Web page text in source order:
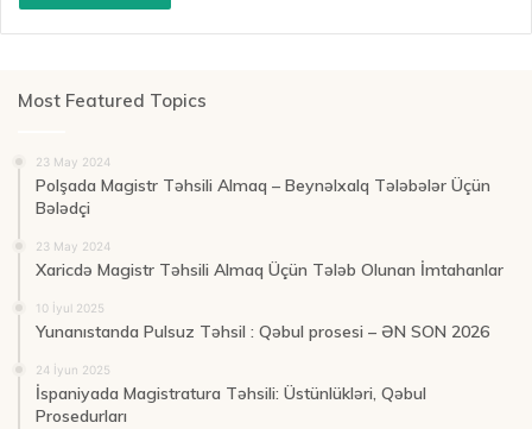
Most Featured Topics
23 May 2024
Polşada Magistr Təhsili Almaq – Beynəlxalq Tələbələr Üçün
Bələdçi
23 May 2024
Xaricdə Magistr Təhsili Almaq Üçün Tələb Olunan İmtahanlar
10 İyul 2025
Yunanıstanda Pulsuz Təhsil : Qəbul prosesi – ƏN SON 2026
24 İyun 2025
İspaniyada Magistratura Təhsili: Üstünlükləri, Qəbul
Prosedurları